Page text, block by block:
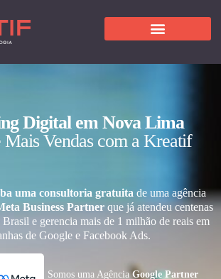
Digital em Nova Lima
Mais Vendas com a Kreatif
uma consultoria gratuita de uma agência
Business Partner que já atendeu centenas
e gerencia mais de 1 milhão de reais em
de Google e Facebook Ads.
Somos uma AgênciaGoogle Partner